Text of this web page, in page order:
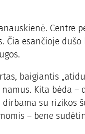
Centre
esančioje
baigiantis
Kita bėda
su rizikos
– bene